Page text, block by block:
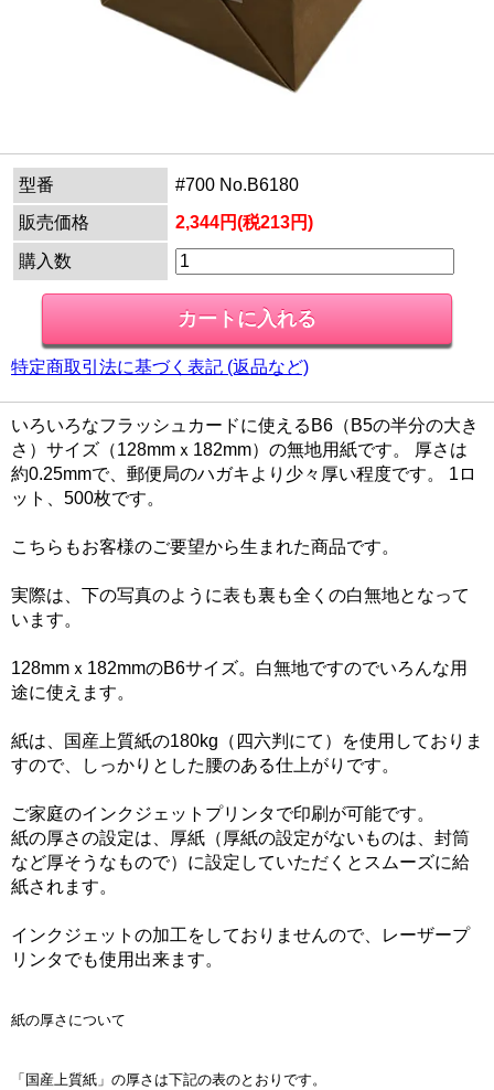
型番
#700 No.B6180
販売価格
2,344円(税213円)
購入数
特定商取引法に基づく表記 (返品など)
いろいろなフラッシュカードに使えるB6（B5の半分の大き
さ）サイズ（128mmｘ182mm）の無地用紙です。 厚さは
約0.25mmで、郵便局のハガキより少々厚い程度です。 1ロ
ット、500枚です。
こちらもお客様のご要望から生まれた商品です。
実際は、下の写真のように表も裏も全くの白無地となって
います。
128mmｘ182mmのB6サイズ。白無地ですのでいろんな用
途に使えます。
紙は、国産上質紙の180kg（四六判にて）を使用しておりま
すので、しっかりとした腰のある仕上がりです。
ご家庭のインクジェットプリンタで印刷が可能です。
紙の厚さの設定は、厚紙（厚紙の設定がないものは、封筒
など厚そうなもので）に設定していただくとスムーズに給
紙されます。
インクジェットの加工をしておりませんので、レーザープ
リンタでも使用出来ます。
紙の厚さについて
「国産上質紙」の厚さは下記の表のとおりです。